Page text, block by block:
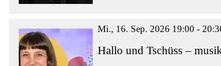
Mi., 16. Sep. 2026 19:00 -
Hallo und Tschüss –